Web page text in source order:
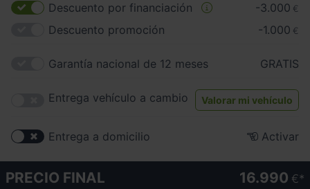
Descuento por financiación -3.000 €
Descuento promoción -1.000 €
Garantía nacional de 12 meses GRATIS
Entrega vehículo a cambio Valorar mi vehículo
Entrega a domicilio Activar
PRECIO FINAL 16.990 €